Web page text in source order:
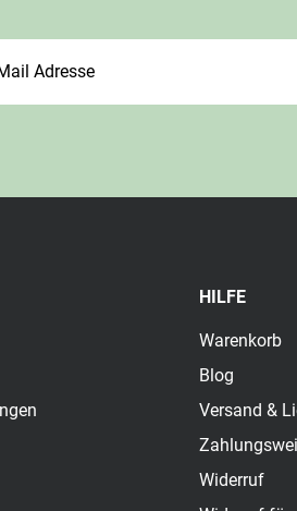
HILFE
Warenkorb
Blog
Versand &
Widerruf